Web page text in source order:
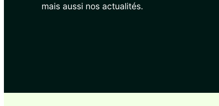
mais aussi nos actualités.